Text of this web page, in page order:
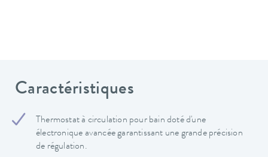
Caractéristiques
Thermostat à circulation pour bain doté d'une
électronique avancée garantissant une grande précision
de régulation.